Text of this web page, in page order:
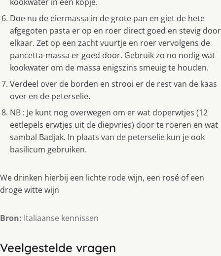
Doe nu de eiermassa in de grote pan en giet de hete
afgegoten pasta er op en roer direct goed en stevig door
elkaar. Zet op een zacht vuurtje en roer vervolgens de
pancetta-massa er goed door. Gebruik zo no nodig wat
kookwater om de massa enigszins smeuig te houden.
Verdeel over de borden en strooi er de rest van de kaas
over en de peterselie.
NB : Je kunt nog overwegen om er wat doperwtjes (12
eetlepels erwtjes uit de diepvries) door te roeren en wat
sambal Badjak. In plaats van de peterselie kun je ook
basilicum gebruiken.
We drinken hierbij een lichte rode wijn, een rosé of een
droge witte wijn
Bron: Italiaanse kennissen
Veelgestelde vragen